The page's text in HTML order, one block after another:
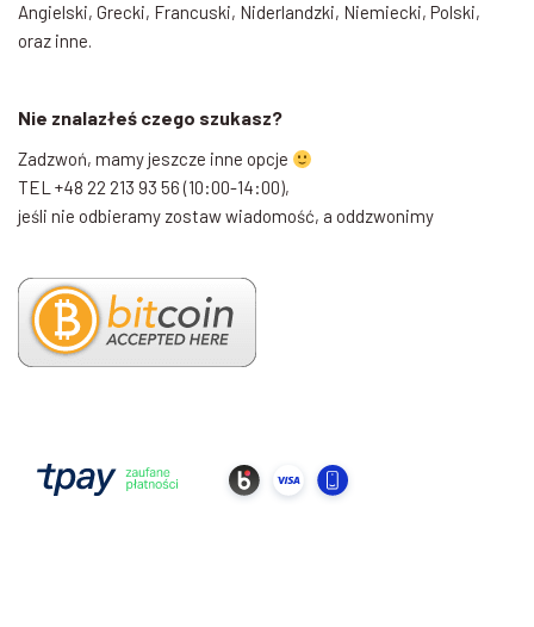
Angielski, Grecki, Francuski, Niderlandzki, Niemiecki, Polski,
oraz inne.
Nie znalazłeś czego szukasz?
Zadzwoń, mamy jeszcze inne opcje
TEL +48 22 213 93 56 (10:00-14:00),
jeśli nie odbieramy zostaw wiadomość, a oddzwonimy